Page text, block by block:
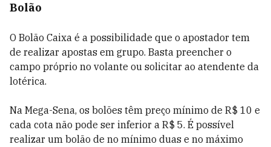
Bolão
O Bolão Caixa é a possibilidade que o apostador tem
de realizar apostas em grupo. Basta preencher o
campo próprio no volante ou solicitar ao atendente da
lotérica.
Na Mega-Sena, os bolões têm preço mínimo de R$ 10 e
cada cota não pode ser inferior a R$ 5. É possível
realizar um bolão de no mínimo duas e no máximo